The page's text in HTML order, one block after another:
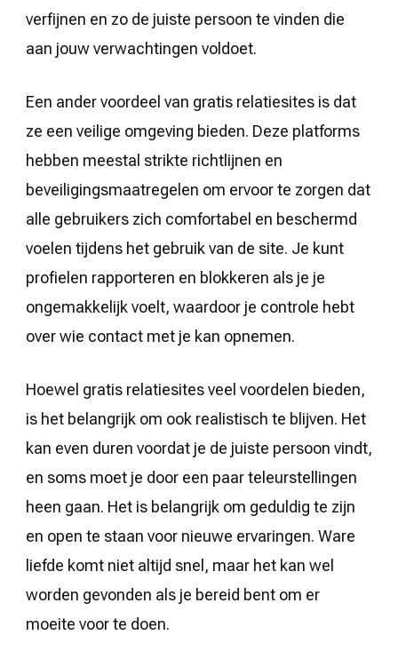
verfijnen en zo de juiste persoon te vinden die
aan jouw verwachtingen voldoet.
Een ander voordeel van gratis relatiesites is dat
ze een veilige omgeving bieden. Deze platforms
hebben meestal strikte richtlijnen en
beveiligingsmaatregelen om ervoor te zorgen dat
alle gebruikers zich comfortabel en beschermd
voelen tijdens het gebruik van de site. Je kunt
profielen rapporteren en blokkeren als je je
ongemakkelijk voelt, waardoor je controle hebt
over wie contact met je kan opnemen.
Hoewel gratis relatiesites veel voordelen bieden,
is het belangrijk om ook realistisch te blijven. Het
kan even duren voordat je de juiste persoon vindt,
en soms moet je door een paar teleurstellingen
heen gaan. Het is belangrijk om geduldig te zijn
en open te staan voor nieuwe ervaringen. Ware
liefde komt niet altijd snel, maar het kan wel
worden gevonden als je bereid bent om er
moeite voor te doen.